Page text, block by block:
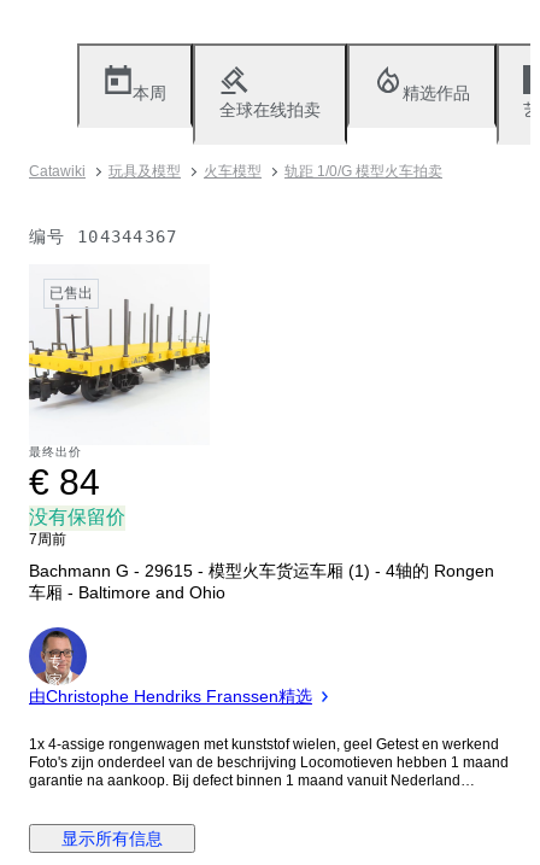
本周
全球在线拍卖
精选作品
Catawiki 玩具及模型 火车模型 轨距 1/0/G 模型火车拍卖
编号 104344367
已售出
最终出价
€ 84
没有保留价
7周前
Bachmann G - 29615 - 模型火车货运车厢 (1) - 4轴的 Rongen
车厢 - Baltimore and Ohio
专
家
由Christophe Hendriks Franssen精选
1x 4-assige rongenwagen met kunststof wielen, geel Getest en werkend
Foto's zijn onderdeel van de beschrijving Locomotieven hebben 1 maand
garantie na aankoop. Bij defect binnen 1 maand vanuit Nederland
显示所有信息